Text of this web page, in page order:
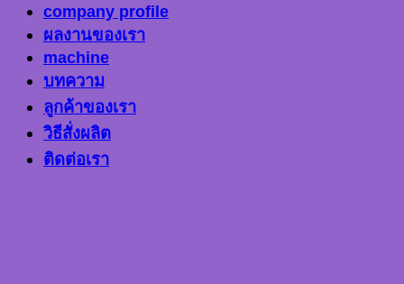
company profile
ผลงานของเรา
machine
บทความ
ลูกค้าของเรา
วิธีสั่งผลิต
ติดต่อเรา